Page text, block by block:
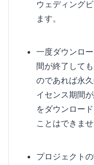
ウェディング
ます。
一度ダウンロ
間が終了して
のであれば永
イセンス期間
をダウンロー
ことはできませ
プロジェクト